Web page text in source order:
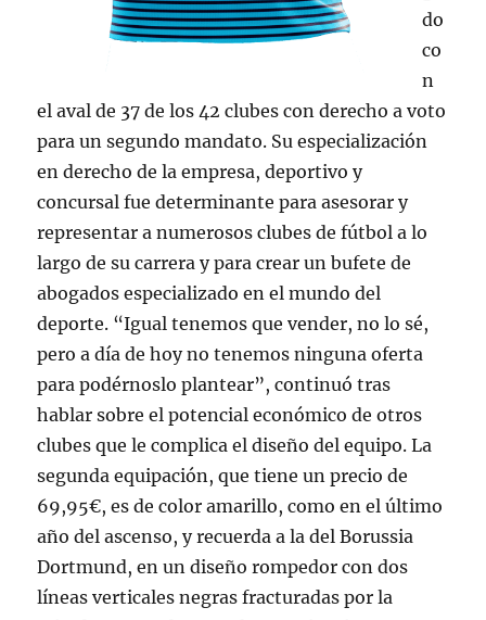
do
co
n
el aval de 37 de los 42 clubes con derecho a voto
para un segundo mandato. Su especialización
en derecho de la empresa, deportivo y
concursal fue determinante para asesorar y
representar a numerosos clubes de fútbol a lo
largo de su carrera y para crear un bufete de
abogados especializado en el mundo del
deporte. “Igual tenemos que vender, no lo sé,
pero a día de hoy no tenemos ninguna oferta
para podérnoslo plantear”, continuó tras
hablar sobre el potencial económico de otros
clubes que le complica el diseño del equipo. La
segunda equipación, que tiene un precio de
69,95€, es de color amarillo, como en el último
año del ascenso, y recuerda a la del Borussia
Dortmund, en un diseño rompedor con dos
líneas verticales negras fracturadas por la